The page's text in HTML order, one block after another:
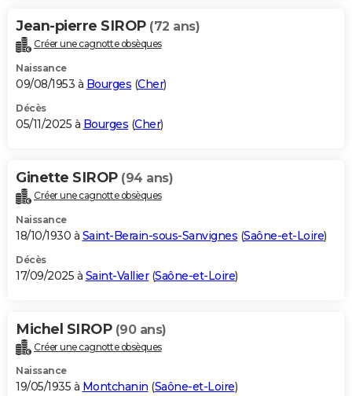
Bricolage
Lifestyle
Culture
Sport
Auto
Television
Voyage
Cinema
Jean-pierre SIROP (72 ans)
Créer une cagnotte obsèques
Naissance
09/08/1953 à Bourges (Cher)
Décès
05/11/2025 à Bourges (Cher)
Ginette SIROP (94 ans)
Créer une cagnotte obsèques
Naissance
18/10/1930 à Saint-Berain-sous-Sanvignes (Saône-et-Loire)
Décès
17/09/2025 à Saint-Vallier(Saône-et-Loire)
Michel SIROP (90 ans)
Créer une cagnotte obsèques
Naissance
19/05/1935 à Montchanin (Saône-et-Loire)